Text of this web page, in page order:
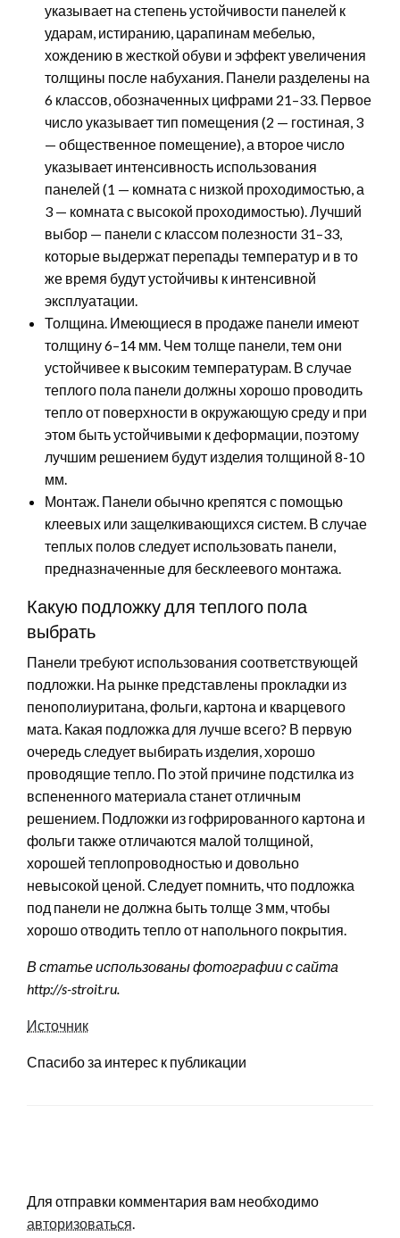
указывает на степень устойчивости панелей к
ударам, истиранию, царапинам мебелью,
хождению в жесткой обуви и эффект увеличения
толщины после набухания. Панели разделены на
6 классов, обозначенных цифрами 21–33. Первое
число указывает тип помещения (2 — гостиная, 3
— общественное помещение), а второе число
указывает интенсивность использования
панелей (1 — комната с низкой проходимостью, а
3 — комната с высокой проходимостью). Лучший
выбор — панели с классом полезности 31–33,
которые выдержат перепады температур и в то
же время будут устойчивы к интенсивной
эксплуатации.
Толщина. Имеющиеся в продаже панели имеют
толщину 6–14 мм. Чем толще панели, тем они
устойчивее к высоким температурам. В случае
теплого пола панели должны хорошо проводить
тепло от поверхности в окружающую среду и при
этом быть устойчивыми к деформации, поэтому
лучшим решением будут изделия толщиной 8-10
мм.
Монтаж. Панели обычно крепятся с помощью
клеевых или защелкивающихся систем. В случае
теплых полов следует использовать панели,
предназначенные для бесклеевого монтажа.
Какую подложку для теплого пола
выбрать
Панели требуют использования соответствующей
подложки. На рынке представлены прокладки из
пенополиуритана, фольги, картона и кварцевого
мата. Какая подложка для лучше всего? В первую
очередь следует выбирать изделия, хорошо
проводящие тепло. По этой причине подстилка из
вспененного материала станет отличным
решением. Подложки из гофрированного картона и
фольги также отличаются малой толщиной,
хорошей теплопроводностью и довольно
невысокой ценой. Следует помнить, что подложка
под панели не должна быть толще 3 мм, чтобы
хорошо отводить тепло от напольного покрытия.
В статье использованы фотографии с сайта
http://s-stroit.ru.
Источник
Спасибо за интерес к публикации
Для отправки комментария вам необходимо
авторизоваться.